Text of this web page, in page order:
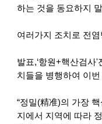
하는 것을 동요하지
여러가지 조치로 전
발표,‘항원+핵산검
치들을 병행하여 이
“정밀(精准)의 가장
지에서 지역에 따라